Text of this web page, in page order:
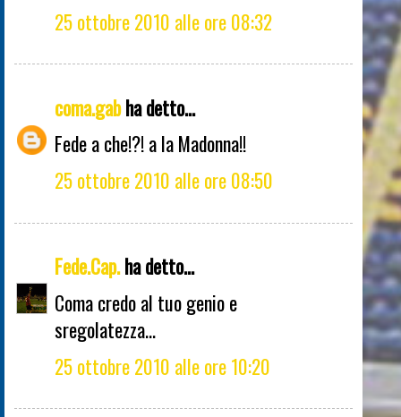
25 ottobre 2010 alle ore 08:32
coma.gabha detto...
Fede a che!?! a la Madonna!!
25 ottobre 2010 alle ore 08:50
Fede.Cap.ha detto...
Coma credo al tuo genio e
sregolatezza...
25 ottobre 2010 alle ore 10:20